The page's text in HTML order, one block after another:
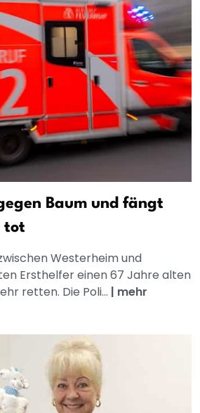
Baum und fängt
tot
Westerheim und
Ersthelfer einen 67 Jahre alten
retten. Die Poli... | mehr